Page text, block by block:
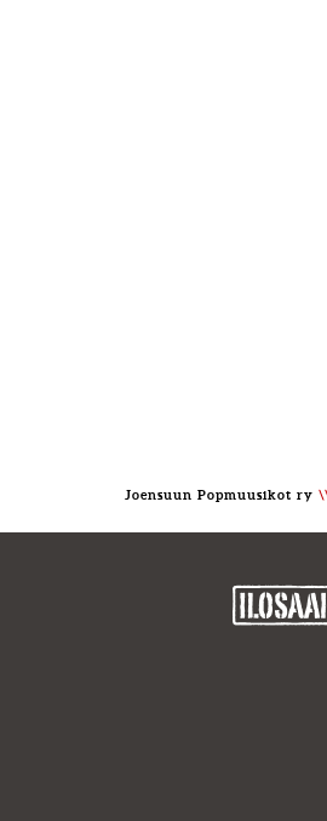
Joensuun Popmuusikot ry